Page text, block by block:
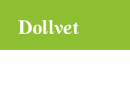
links
primary